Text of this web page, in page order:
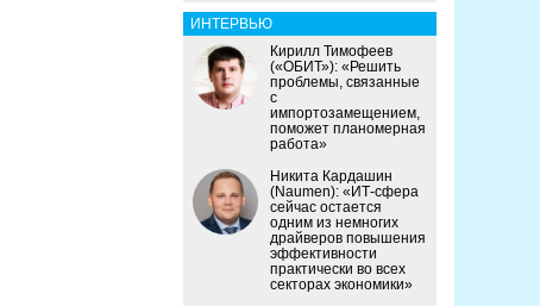
ИНТЕРВЬЮ
Кирилл Тимофеев
(«ОБИТ»): «Решить
проблемы, связанные
с
импортозамещением,
поможет планомерная
работа»
Никита Кардашин
(Naumen): «ИТ-сфера
сейчас остается
одним из немногих
драйверов повышения
эффективности
практически во всех
секторах экономики»